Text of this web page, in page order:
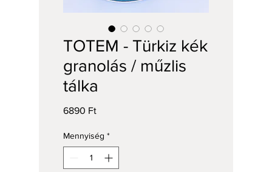
TOTEM - Türkiz kék
granolás / műzlis
tálka
6890 FtÁr
Mennyiség *